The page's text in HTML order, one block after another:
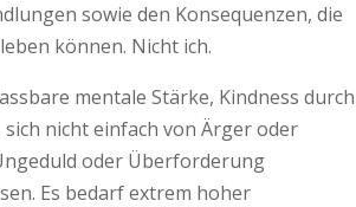
sowie den Konsequenzen, die
können. Nicht ich.
mentale Stärke, Kindness durch
nicht einfach von Ärger oder
oder Überforderung
Es bedarf extrem hoher